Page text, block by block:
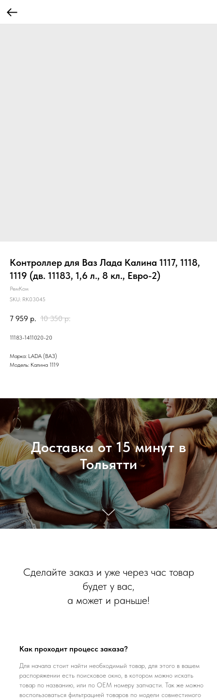
Контроллер для Ваз Лада Калина 1117, 1118,
1119 (дв. 11183, 1,6 л., 8 кл., Евро-2)
РемКом
SKU: RK03045
7 959 р. 10 350 р.
11183-1411020-20
Марка: LADA (ВАЗ)
Модель: Калина 1119
Доставка от 15 минут в
Тольятти
Сделайте заказ и уже через час товар
будет у вас,
а может и раньше!
Как проходит процесс заказа?
Для начала стоит найти необходимый товар, для этого в вашем
распоряжении есть поисковое окно, в котором можно искать
товар по названию, или по ОЕМ номеру запчасти. Так же можно
воспользоваться фильтрацией товаров по модели совместимого